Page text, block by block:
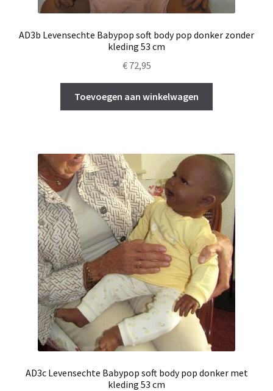
AD3b Levensechte Babypop soft body pop donker zonder
kleding 53 cm
€72,95
Toevoegen aan winkelwagen
AD3c Levensechte Babypop soft body pop donker met
kleding 53 cm